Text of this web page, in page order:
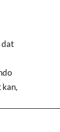
dat
kan,